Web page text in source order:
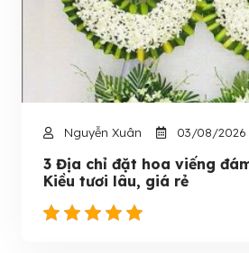
Nguyễn Xuân 03/08/2026
3 Địa chỉ đặt hoa viếng
Kiều tươi lâu, giá rẻ